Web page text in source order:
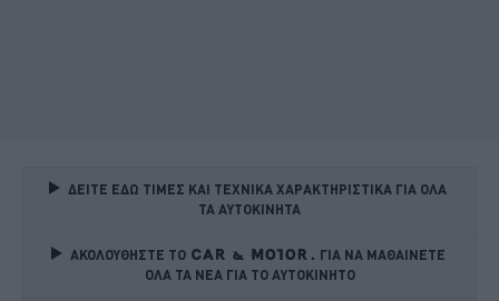
ΔΕΙΤΕ ΕΔΩ ΤΙΜΕΣ ΚΑΙ ΤΕΧΝΙΚΑ ΧΑΡΑΚΤΗΡΙΣΤΙΚΑ ΓΙΑ ΟΛΑ
ΤΑ ΑΥΤΟΚΙΝΗΤΑ
ΑΚΟΛΟΥΘΗΣΤΕ ΤΟ
ΓΙΑ ΝΑ ΜΑΘΑΙΝΕΤΕ
ΟΛΑ ΤΑ ΝΕΑ ΓΙΑ ΤΟ ΑΥΤΟΚΙΝΗΤΟ